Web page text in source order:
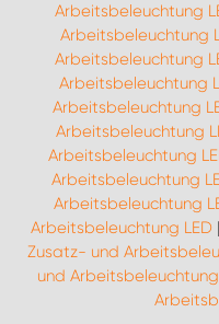
Arbeitsbeleuchtung
Arbeitsbeleuchtung
Arbeitsbeleuchtung
Arbeitsbeleuchtung
Arbeitsbeleuchtung
Arbeitsbeleuchtung
Arbeitsbeleuchtung
Arbeitsbeleuchtung
Arbeitsbeleuchtung
Arbeitsbeleuchtung LED|
Zusatz- und
und Arbeitsbeleuchtung